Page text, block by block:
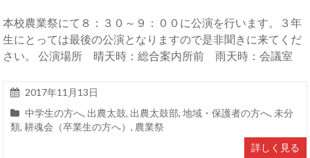
本校農業祭にて８：３０～９：００に公演を行います。３年
生にとっては最後の公演となりますので是非聞きに来てくだ
さい。 公演場所 晴天時：総合案内所前 雨天時：会議室
2017年11月13日
中学生の方へ, 出農太鼓, 出農太鼓部,地域・保護者の方へ, 未分
類,耕魂会（卒業生の方へ）, 農業祭
詳しく見る